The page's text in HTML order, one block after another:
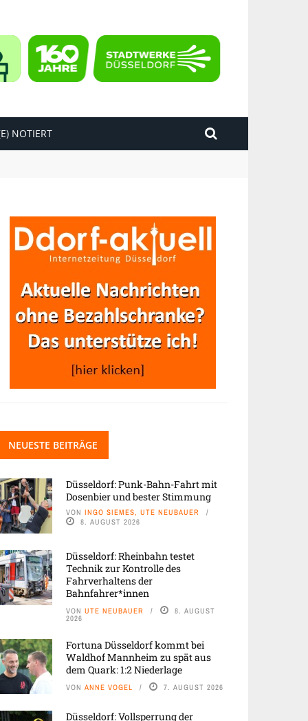
NOTIERT
NEUESTE BEITRÄGE
Düsseldorf: Punk-Bahn-Fahrt mit
Dosenbier und bester Stimmung
VON INGO SIEMES, UTE NEUBAUER
8. AUGUST 2026
Düsseldorf: Rheinbahn testet
Technik zur Kontrolle des
Fahrverhaltens der
Bahnfahrer*innen
VON UTE NEUBAUER 8. AUGUST
2026
Fortuna Düsseldorf kommt bei
Waldhof Mannheim zu spät aus
dem Quark: 1:2 Niederlage
VON ANNE VOGEL 7. AUGUST 2026
Düsseldorf: Vollsperrung der